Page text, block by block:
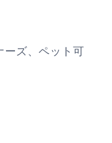
ーズ、ペット可